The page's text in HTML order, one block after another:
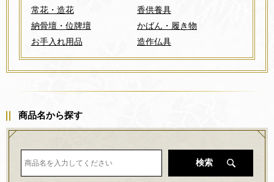
常花・造花
香供養具
納骨壇・位牌壇
かばん・履き物
お手入れ用品
造作仏具
商品名から探す
検索